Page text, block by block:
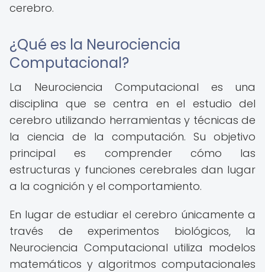
cerebro.
¿Qué es la Neurociencia
Computacional?
La Neurociencia Computacional es una
disciplina que se centra en el estudio del
cerebro utilizando herramientas y técnicas de
la ciencia de la computación. Su objetivo
principal es comprender cómo las
estructuras y funciones cerebrales dan lugar
a la cognición y el comportamiento.
En lugar de estudiar el cerebro únicamente a
través de experimentos biológicos, la
Neurociencia Computacional utiliza modelos
matemáticos y algoritmos computacionales